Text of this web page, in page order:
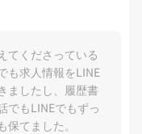
てくださっている
も求人情報をLINE
ましたし、履歴書
でもLINEでもずっ
てました。